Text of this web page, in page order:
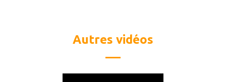
Autres vidéos